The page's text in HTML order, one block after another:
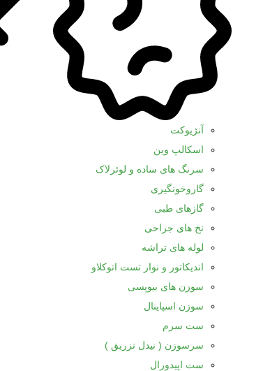
آنژیوکت
اسکالپ وین
سرنگ های ساده و لوئرلاک
گاروخونگیری
گازهای طبی
نخ های جراحی
لوله های تراشه
اندیکاتور و نوار تست اتوکلاو
سوزن های بیوپسی
سوزن اسپاینال
ست سرم
سرسوزن ( نیدل تزریق )
ست اپیدورال